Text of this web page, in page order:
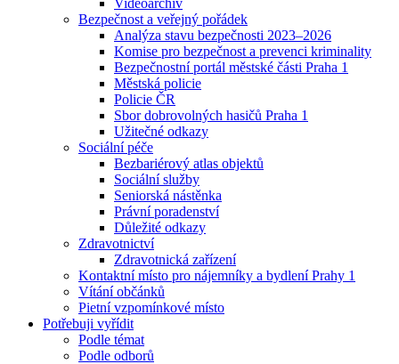
Bezpečnost a veřejný pořádek
Analýza stavu bezpečnosti 2023–2026
Komise pro bezpečnost a prevenci kriminality
Bezpečnostní portál městské části Praha 1
Městská policie
Policie ČR
Sbor dobrovolných hasičů Praha 1
Užitečné odkazy
Sociální péče
Bezbariérový atlas objektů
Sociální služby
Seniorská nástěnka
Právní poradenství
Důležité odkazy
Zdravotnictví
Zdravotnická zařízení
Kontaktní místo pro nájemníky a bydlení Prahy 1
Vítání občánků
Pietní vzpomínkové místo
Potřebuji vyřídit
Podle témat
Podle odborů